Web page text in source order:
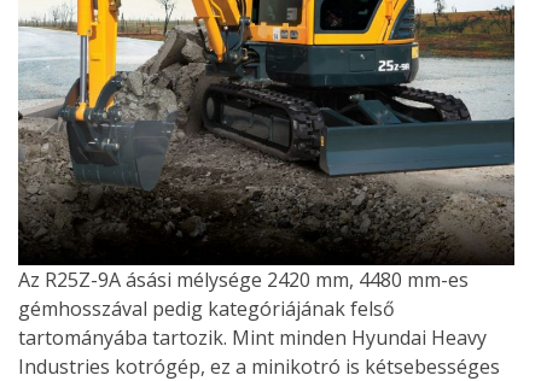
Az R25Z-9A ásási mélysége 2420 mm, 4480 mm-es
gémhosszával pedig kategóriájának felső
tartományába tartozik. Mint minden Hyundai Heavy
Industries kotrógép, ez a minikotró is kétsebességes